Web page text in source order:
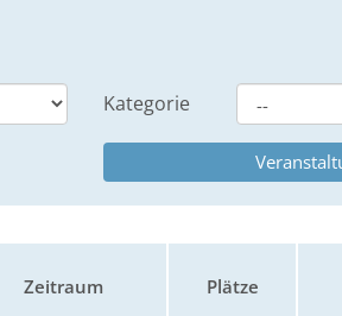
Kategorie
Zeitraum Plätze